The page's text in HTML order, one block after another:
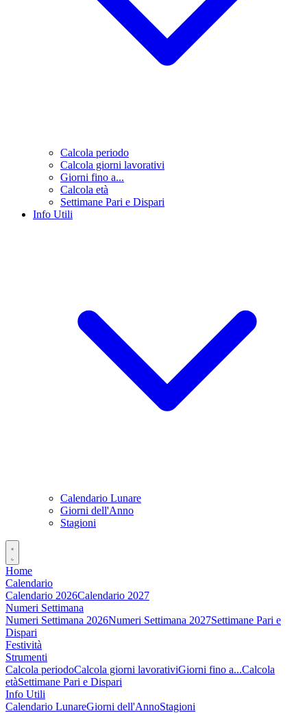
Calcola periodo
Calcola giorni lavorativi
Giorni fino a...
Calcola età
Settimane Pari e Dispari
Info Utili
Calendario Lunare
Giorni dell'Anno
Stagioni
Home
Calendario
Calendario 2026Calendario 2027
Numeri Settimana
Numeri Settimana 2026Numeri Settimana 2027Settimane Pari e
Dispari
Festività
Strumenti
Calcola periodoCalcola giorni lavorativiGiorni fino a...Calcola
etàSettimane Pari e Dispari
Info Utili
Calendario LunareGiorni dell'AnnoStagioni